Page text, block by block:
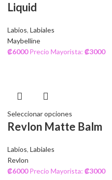
Liquid
Labios, Labiales
Maybelline
₡6000 Precio Mayorista: ₡3000
Seleccionar opciones
Revlon Matte Balm
Labios, Labiales
Revlon
₡6000 Precio Mayorista: ₡3000